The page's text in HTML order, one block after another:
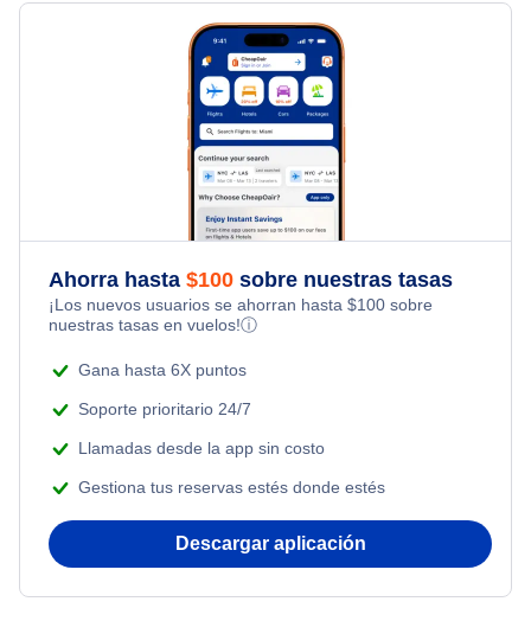
Flights from Londres to Nueva York
Flights from Nueva York to Milán
Flights from Toronto to Shanghai
Flights from Nueva York to Singapur
Flights from Nueva York to Tel Aviv
Flights from Nueva York to Estanbul
Flights from Nueva York to Mumbai
Flights from Shanghai to Nueva York
Kid Friendly Vacations
Honeymoon Vacations
Adventure Vacations
Hotels Under $80
Houston Alquiler de coches
Houston Paquetes de vacaciones
Ahorra hasta $100 sobre nuestras tasas
¡Los nuevos usuarios se ahorran hasta $100 sobre
nuestras tasas en vuelos!ⓘ
Gana hasta 6X puntos
Soporte prioritario 24/7
Llamadas desde la app sin costo
Gestiona tus reservas estés donde estés
Descargar aplicación